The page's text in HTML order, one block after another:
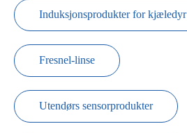
Induksjonsprodukter for kjæledyr
Fresnel-linse
Utendørs sensorprodukter